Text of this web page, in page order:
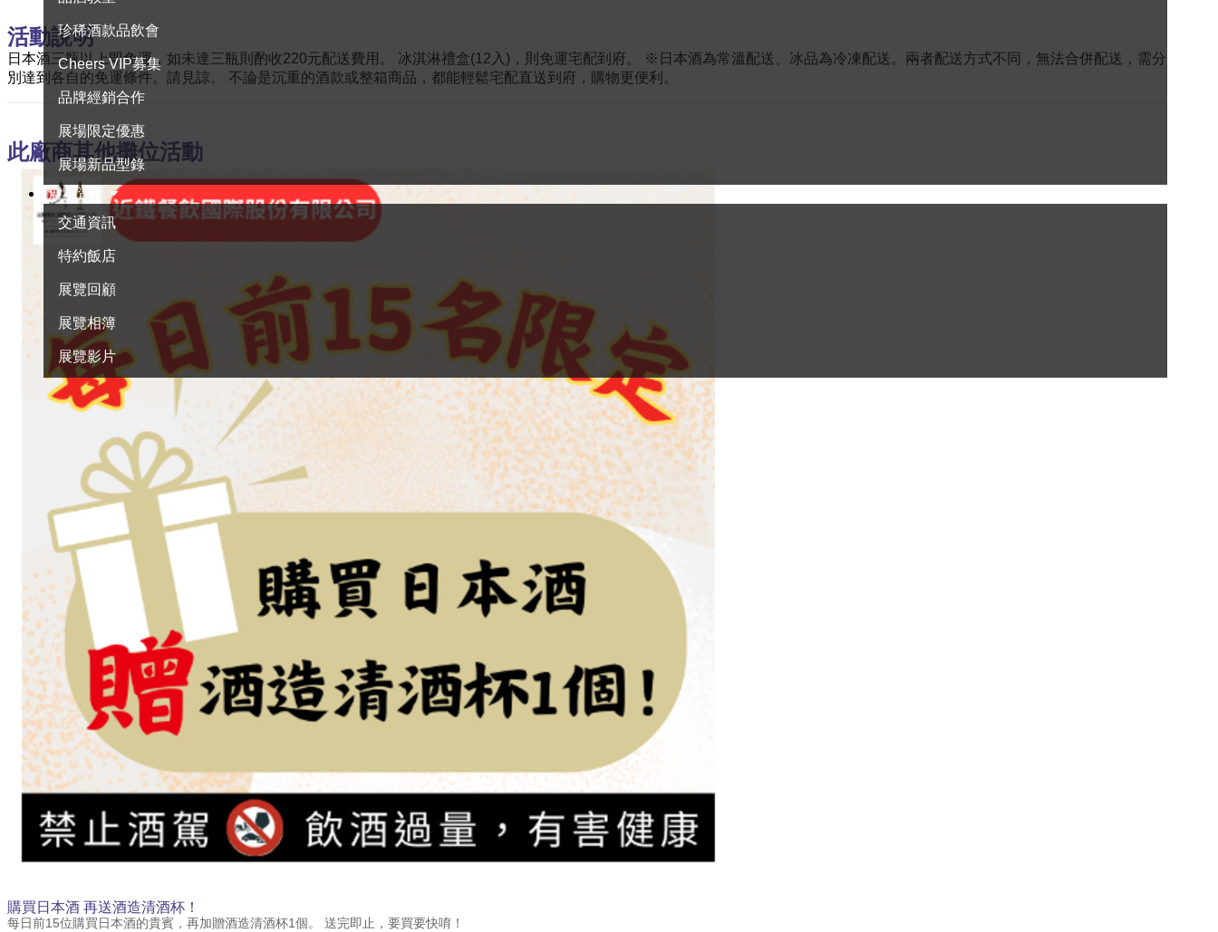
珍稀酒款品飲會
Cheers VIP募集
品牌經銷合作
展場限定優惠
展場新品型錄
展覽資訊
交通資訊
特約飯店
展覽回顧
展覽相簿
展覽影片
活動說明
日本酒三瓶以上即免運，如未達三瓶則酌收220元配送費用。 冰淇淋禮盒(12入)，則免運宅配到府。 ※日本酒為常溫配送、冰品為冷凍配送。兩者配送方式不同，無法合併配送，需分
別達到各自的免運條件。請見諒。 不論是沉重的酒款或整箱商品，都能輕鬆宅配直送到府，購物更便利。
此廠商其他攤位活動
購買日本酒 再送酒造清酒杯！
每日前15位購買日本酒的貴賓，再加贈酒造清酒杯1個。 送完即止，要買要快唷！